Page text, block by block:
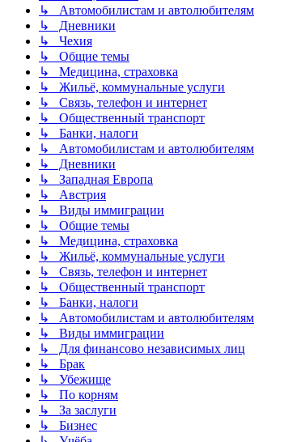
↳ Автомобилистам и автолюбителям
↳ Дневники
↳ Чехия
↳ Общие темы
↳ Медицина, страховка
↳ Жильё, коммунальные услуги
↳ Связь, телефон и интернет
↳ Общественный транспорт
↳ Банки, налоги
↳ Автомобилистам и автолюбителям
↳ Дневники
↳ Западная Европа
↳ Австрия
↳ Виды иммиграции
↳ Общие темы
↳ Медицина, страховка
↳ Жильё, коммунальные услуги
↳ Связь, телефон и интернет
↳ Общественный транспорт
↳ Банки, налоги
↳ Автомобилистам и автолюбителям
↳ Виды иммиграции
↳ Для финансово независимых лиц
↳ Брак
↳ Убежище
↳ По корням
↳ За заслуги
↳ Бизнес